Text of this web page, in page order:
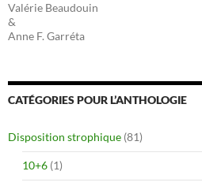
Valérie Beaudouin
&
Anne F. Garréta
CATÉGORIES POUR L’ANTHOLOGIE
Disposition strophique (81)
10+6 (1)